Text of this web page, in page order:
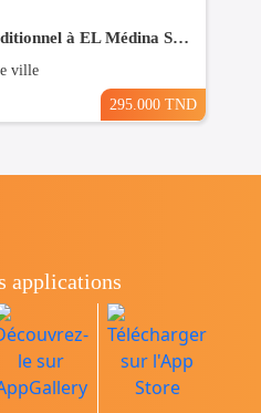
Maison style traditionnel à EL Médina Sousse ouvre sur trois rues
ville
295.000 TND
applications